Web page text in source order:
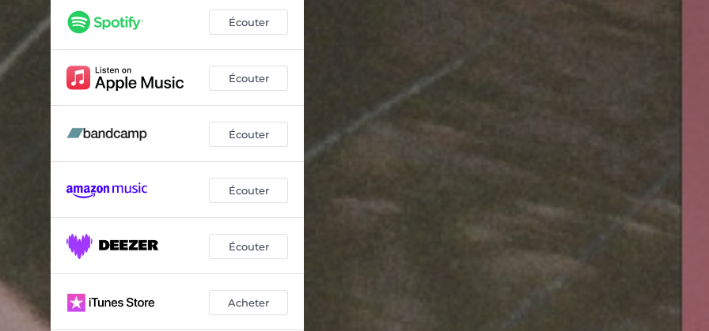
Écouter
Écouter
Écouter
Écouter
Écouter
Acheter